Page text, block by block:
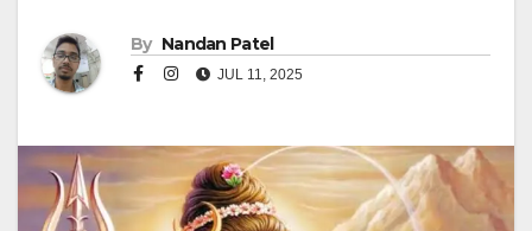
By Nandan Patel
JUL 11, 2025